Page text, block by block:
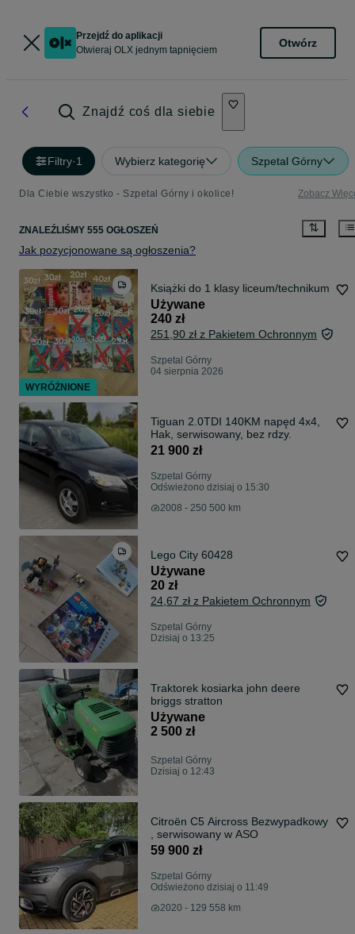
Przejdź do aplikacji
Otwieraj OLX jednym tapnięciem
Otwórz
Znajdź coś dla siebie
Filtry·1 Wybierz kategorię Szpetal Górny
Dla Ciebie wszystko - Szpetal Górny i okolice! Zobacz
ZNALEŹLIŚMY 555 OGŁOSZEŃ
Jak pozycjonowane są ogłoszenia?
Książki do 1 klasy liceum/technikum
Używane
240 zł
251,90 zł z Pakietem Ochronnym
Szpetal Górny
04 sierpnia 2026
Tiguan 2.0TDI 140KM napęd 4x4,
Hak, serwisowany, bez rdzy.
21 900 zł
Szpetal Górny
Odświeżono dzisiaj o 15:30
2008 - 250 500 km
Lego City 60428
Używane
20 zł
24,67 zł z Pakietem Ochronnym
Szpetal Górny
Dzisiaj o 13:25
Traktorek kosiarka john deere
briggs stratton
Używane
2 500 zł
Szpetal Górny
Dzisiaj o 12:43
Citroën C5 Aircross Bezwypadkowy
, serwisowany w ASO
59 900 zł
Szpetal Górny
Odświeżono dzisiaj o 11:49
2020 - 129 558 km
WYRÓŻNIONE